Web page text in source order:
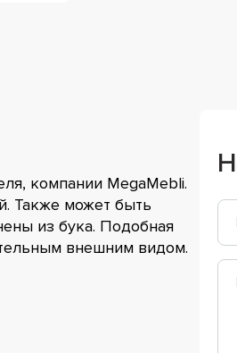
компании MegaMebli.
Также может быть
из бука. Подобная
внешним видом.